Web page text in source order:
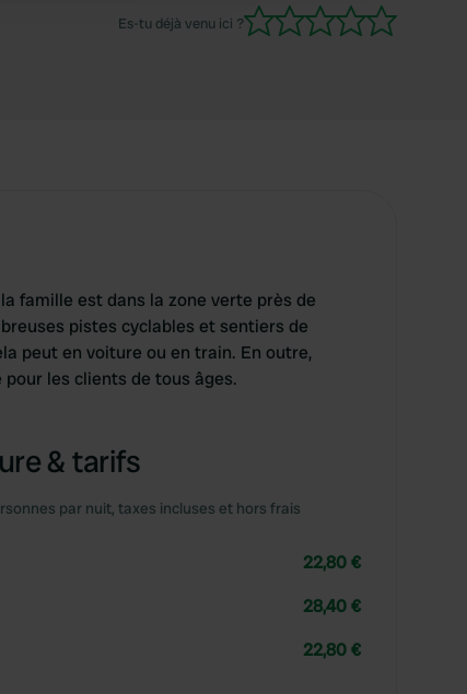
Es-tu déjà venu ici ?
famille est dans la zone verte près de
pistes cyclables et sentiers de
peut en voiture ou en train. En outre,
les clients de tous âges.
& tarifs
par nuit, taxes incluses et hors frais
22,80 €
28,40 €
22,80 €